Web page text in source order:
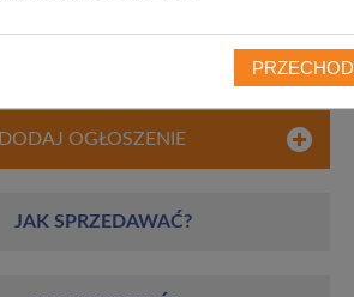
DODAJ OGŁOSZENIE
JAK SPRZEDAWAĆ?